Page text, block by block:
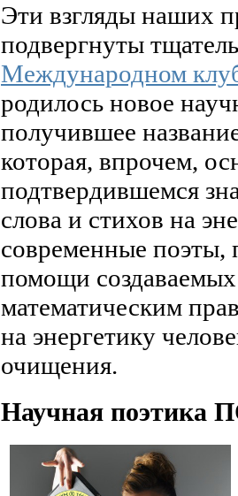
Эти взгляды наших
подвергнуты
Международном
родилось новое
получившее
которая, впрочем,
подтвердившемся
слова и стихов на
современные
помощи
математическим
на энергетику
очищения.
Научная поэтика